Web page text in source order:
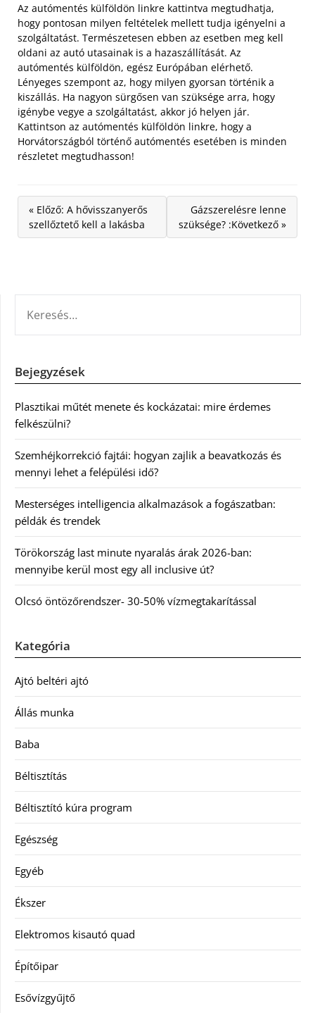
Az autómentés külföldön linkre kattintva megtudhatja,
hogy pontosan milyen feltételek mellett tudja igényelni a
szolgáltatást. Természetesen ebben az esetben meg kell
oldani az autó utasainak is a hazaszállítását. Az
autómentés külföldön, egész Európában elérhető.
Lényeges szempont az, hogy milyen gyorsan történik a
kiszállás. Ha nagyon sürgősen van szüksége arra, hogy
igénybe vegye a szolgáltatást, akkor jó helyen jár.
Kattintson az autómentés külföldön linkre, hogy a
Horvátországból történő autómentés esetében is minden
részletet megtudhasson!
« Előző: A hővisszanyerős
szellőztető kell a lakásba
Gázszerelésre lenne
szüksége? :Következő »
Bejegyzések
Plasztikai műtét menete és kockázatai: mire érdemes
felkészülni?
Szemhéjkorrekció fajtái: hogyan zajlik a beavatkozás és
mennyi lehet a felépülési idő?
Mesterséges intelligencia alkalmazások a fogászatban:
példák és trendek
Törökország last minute nyaralás árak 2026-ban:
mennyibe kerül most egy all inclusive út?
Olcsó öntözőrendszer- 30-50% vízmegtakarítással
Kategória
Ajtó beltéri ajtó
Állás munka
Baba
Béltisztítás
Béltisztító kúra program
Egészség
Egyéb
Ékszer
Elektromos kisautó quad
Építőipar
Esővízgyűjtő